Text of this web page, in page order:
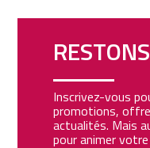
Inscrivez-vous
promotions,
actualités. Mais
pour animer